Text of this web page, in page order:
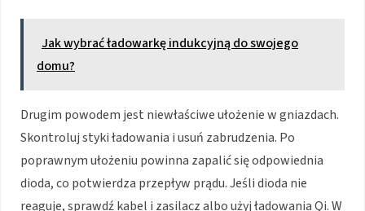
Jak wybrać ładowarkę indukcyjną do swojego
domu?
Drugim powodem jest niewłaściwe ułożenie w gniazdach.
Skontroluj styki ładowania i usuń zabrudzenia. Po
poprawnym ułożeniu powinna zapalić się odpowiednia
dioda, co potwierdza przepływ prądu. Jeśli dioda nie
reaguje, sprawdź kabel i zasilacz albo użyj ładowania Qi. W